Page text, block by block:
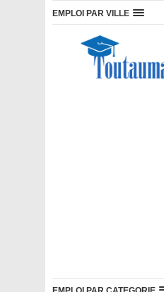
EMPLOI PAR VILLE